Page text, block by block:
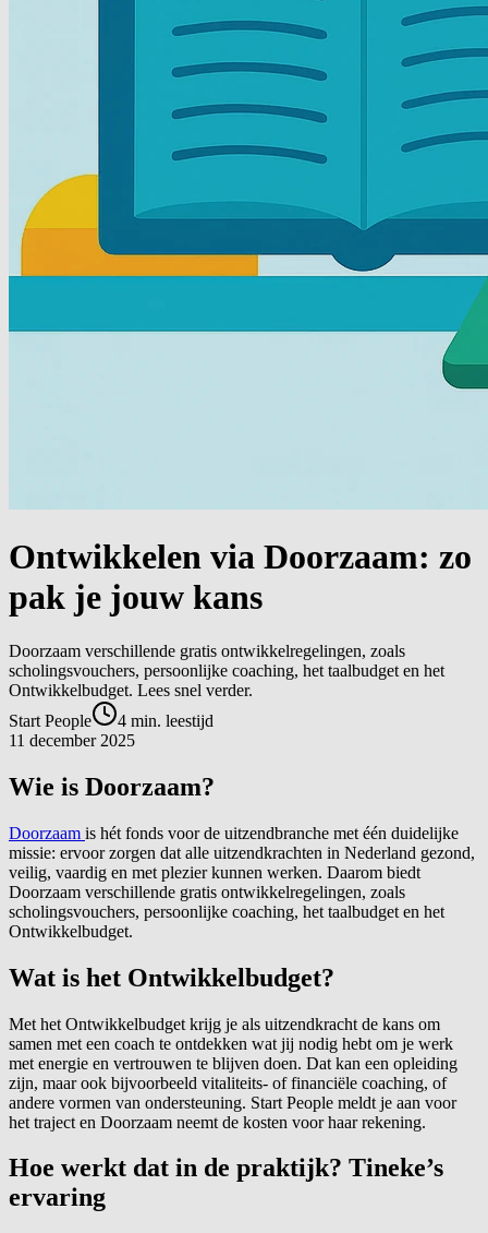
Ontwikkelen via Doorzaam: zo
pak je jouw kans
Doorzaam verschillende gratis ontwikkelregelingen, zoals
scholingsvouchers, persoonlijke coaching, het taalbudget en het
Ontwikkelbudget. Lees snel verder.
Start People
4 min. leestijd
11 december 2025
Wie is Doorzaam?
Doorzaam is hét fonds voor de uitzendbranche met één duidelijke
missie: ervoor zorgen dat alle uitzendkrachten in Nederland gezond,
veilig, vaardig en met plezier kunnen werken. Daarom biedt
Doorzaam verschillende gratis ontwikkelregelingen, zoals
scholingsvouchers, persoonlijke coaching, het taalbudget en het
Ontwikkelbudget.
Wat is het Ontwikkelbudget?
Met het Ontwikkelbudget krijg je als uitzendkracht de kans om
samen met een coach te ontdekken wat jij nodig hebt om je werk
met energie en vertrouwen te blijven doen. Dat kan een opleiding
zijn, maar ook bijvoorbeeld vitaliteits- of financiële coaching, of
andere vormen van ondersteuning. Start People meldt je aan voor
het traject en Doorzaam neemt de kosten voor haar rekening.
Hoe werkt dat in de praktijk? Tineke’s
ervaring